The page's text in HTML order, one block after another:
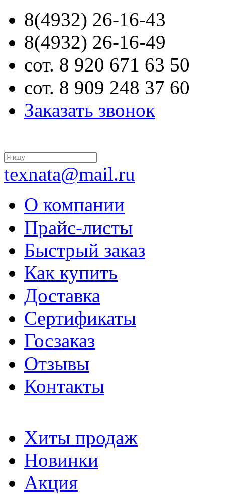
8(4932) 26-16-43
8(4932) 26-16-49
сот. 8 920 671 63 50
сот. 8 909 248 37 60
Заказать звонок
texnata@mail.ru
О компании
Прайс-листы
Быстрый заказ
Как купить
Доставка
Сертификаты
Госзаказ
Отзывы
Контакты
Хиты продаж
Новинки
Акция